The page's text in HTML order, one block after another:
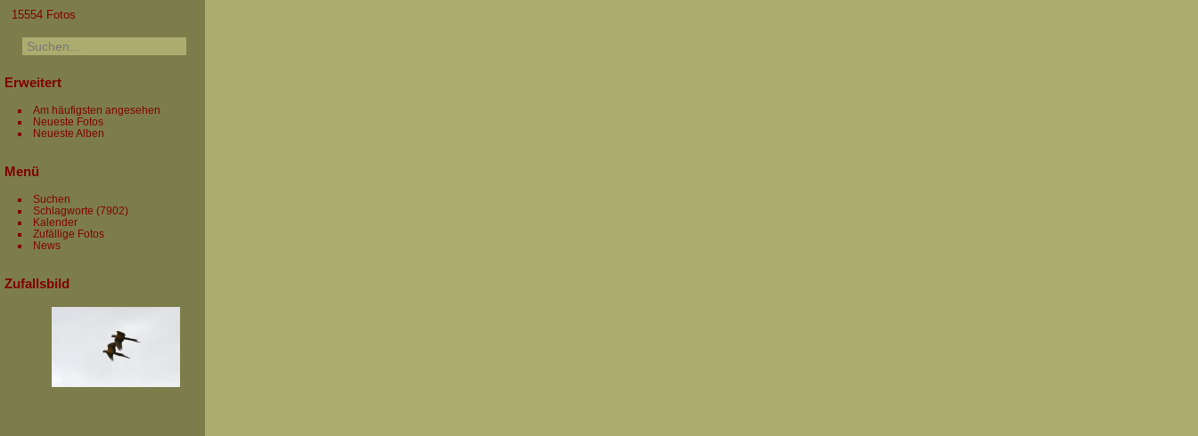
15554 Fotos
Erweitert
Am häufigsten angesehen
Neueste Fotos
Neueste Alben
Menü
Suchen
Schlagworte (7902)
Kalender
Zufällige Fotos
News
Zufallsbild